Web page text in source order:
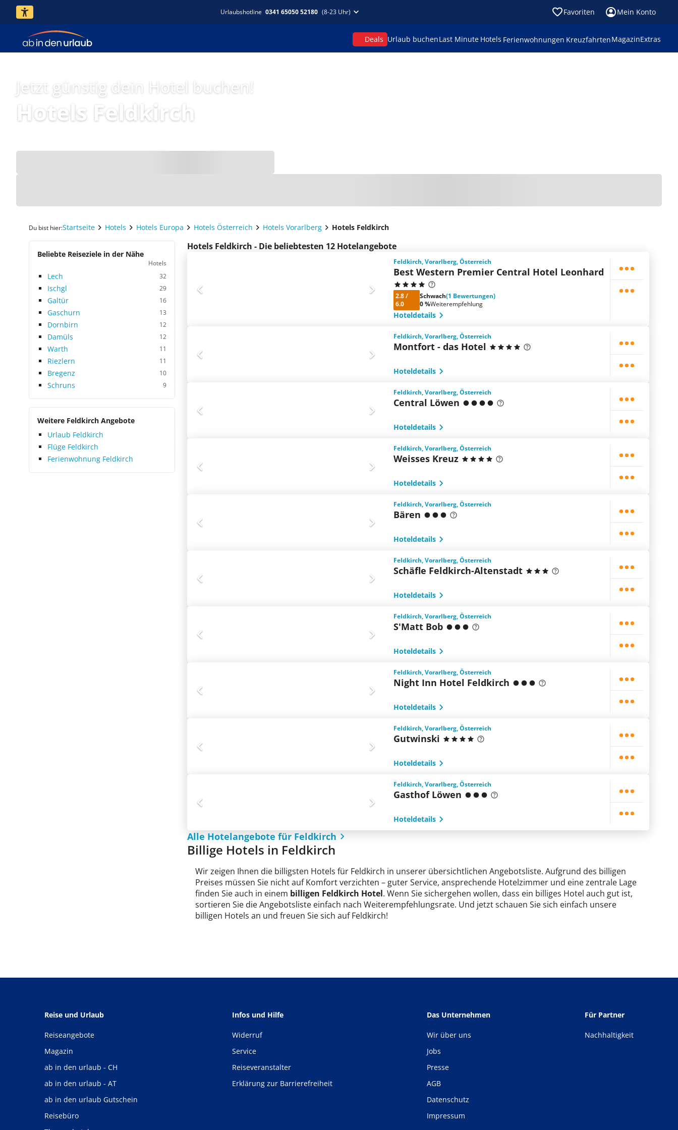
Urlaubshotline 0341 65050 52180 (8-23 Uhr) Favoriten Mein Konto
Deals Urlaub buchenLast Minute Hotels Ferienwohnungen KreuzfahrtenMagazinExtras
Jetzt günstig dein Hotel buchen!
Hotels Feldkirch
Du bist hier:Startseite Hotels Hotels Europa Hotels Österreich Hotels Vorarlberg Hotels Feldkirch
Beliebte Reiseziele in der Nähe
Hotels
Lech 32
Ischgl 29
Galtür 16
Gaschurn 13
Dornbirn 12
Damüls 12
Warth 11
Riezlern 11
Bregenz 10
Schruns 9
Weitere Feldkirch Angebote
Urlaub Feldkirch
Flüge Feldkirch
Ferienwohnung Feldkirch
Hotels Feldkirch - Die beliebtesten 12 Hotelangebote
Feldkirch, Vorarlberg, Österreich
Best Western Premier Central Hotel Leonhard
2.8/
6.0
Schwach(1 Bewertungen)
0 %Weiterempfehlung
Hoteldetails
Feldkirch, Vorarlberg, Österreich
Montfort - das Hotel
Hoteldetails
Feldkirch, Vorarlberg, Österreich
Central Löwen
Hoteldetails
Feldkirch, Vorarlberg, Österreich
Weisses Kreuz
Hoteldetails
Feldkirch, Vorarlberg, Österreich
Bären
Hoteldetails
Feldkirch, Vorarlberg, Österreich
Schäfle Feldkirch-Altenstadt
Hoteldetails
Feldkirch, Vorarlberg, Österreich
S'Matt Bob
Hoteldetails
Feldkirch, Vorarlberg, Österreich
Night Inn Hotel Feldkirch
Hoteldetails
Feldkirch, Vorarlberg, Österreich
Gutwinski
Hoteldetails
Feldkirch, Vorarlberg, Österreich
Gasthof Löwen
Hoteldetails
Alle Hotelangebote für Feldkirch
Billige Hotels in Feldkirch
Wir zeigen Ihnen die billigsten Hotels für Feldkirch in unserer übersichtlichen Angebotsliste. Aufgrund des billigen
Preises müssen Sie nicht auf Komfort verzichten – guter Service, ansprechende Hotelzimmer und eine zentrale Lage
finden Sie auch in einem billigen Feldkirch Hotel. Wenn Sie sichergehen wollen, dass ein billiges Hotel auch gut ist,
sortieren Sie die Angebotsliste einfach nach Weiterempfehlungsrate. Und jetzt schauen Sie sich einfach unsere
billigen Hotels an und freuen Sie sich auf Feldkirch!
Reise und Urlaub
Reiseangebote
Magazin
ab in den urlaub - CH
ab in den urlaub - AT
ab in den urlaub Gutschein
Reisebüro
Infos und Hilfe
Widerruf
Service
Reiseveranstalter
Erklärung zur Barrierefreiheit
Das Unternehmen
Wir über uns
Jobs
Presse
AGB
Datenschutz
Impressum
Für Partner
Nachhaltigkeit